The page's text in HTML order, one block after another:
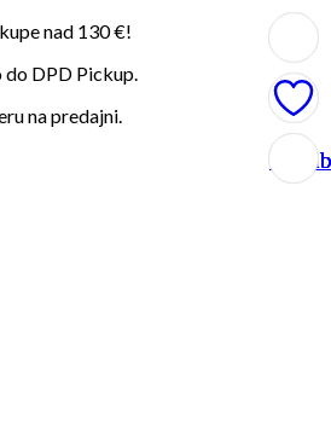
nad 130 €!
DPD Pickup.
na predajni.